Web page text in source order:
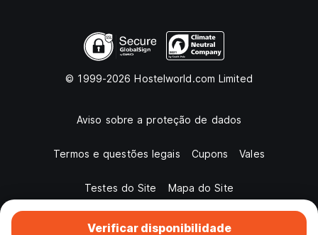
Verificar disponibilidade
© 1999-2026 Hostelworld.com Limited
Aviso sobre a proteção de dados
Termos e questões legais Cupons Vales
Testes do Site Mapa do Site